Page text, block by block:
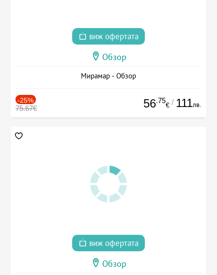
виж офертата
Обзор
Мирамар - Обзор
-25%
75.67€ 56.75
€ / 111лв.
виж офертата
Обзор